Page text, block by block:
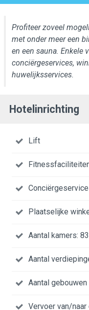
Profiteer zoveel
met onder meer een
en een sauna. Enkele
conciërgeservices,
huwelijksservices.
Hotelinrichting
Lift
Plaatselijke
Aantal kamers:
Aantal
Aantal
Vervoer van/